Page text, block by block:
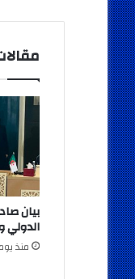
بيان
الدولي
منذ